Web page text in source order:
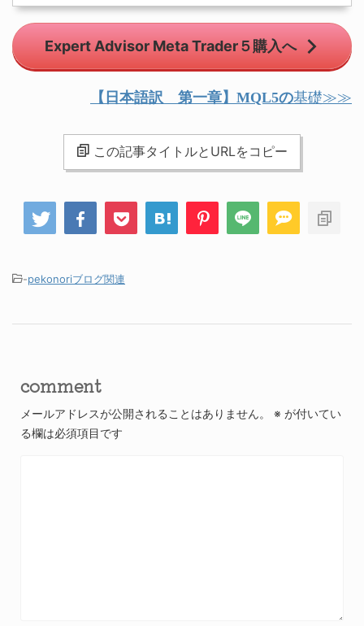
Expert Advisor Meta Trader５購入へ
【日本語訳 第一章】MQL5の基礎≫≫
この記事タイトルとURLをコピー
-pekonoriブログ関連
comment
メールアドレスが公開されることはありません。 ※ が付いてい
る欄は必須項目です